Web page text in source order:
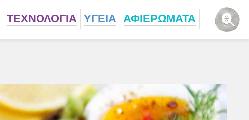
ΤΕΧΝΟΛΟΓΙΑ ΥΓΕΙΑ ΑΦΙΕΡΩΜΑΤΑ